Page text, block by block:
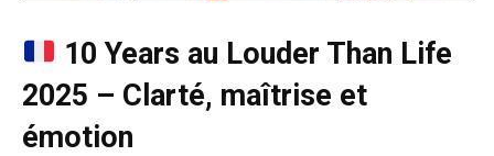
10 Years au Louder Than Life
2025 – Clarté, maîtrise et
émotion